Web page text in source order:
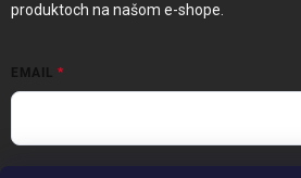
produktoch na našom e-shope.
EMAIL